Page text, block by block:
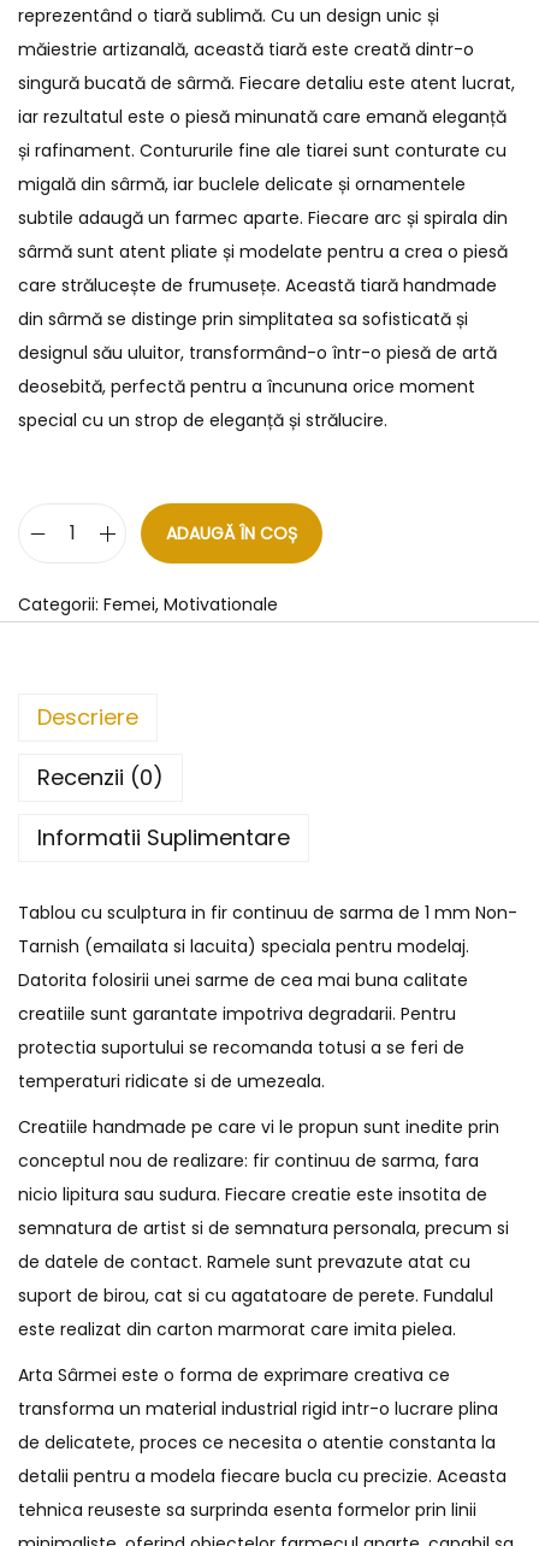
reprezentând o tiară sublimă. Cu un design unic și
măiestrie artizanală, această tiară este creată dintr-o
singură bucată de sârmă. Fiecare detaliu este atent lucrat,
iar rezultatul este o piesă minunată care emană eleganță
și rafinament. Contururile fine ale tiarei sunt conturate cu
migală din sârmă, iar buclele delicate și ornamentele
subtile adaugă un farmec aparte. Fiecare arc și spirala din
sârmă sunt atent pliate și modelate pentru a crea o piesă
care strălucește de frumusețe. Această tiară handmade
din sârmă se distinge prin simplitatea sa sofisticată și
designul său uluitor, transformând-o într-o piesă de artă
deosebită, perfectă pentru a încununa orice moment
special cu un strop de eleganță și strălucire.
ADAUGĂ ÎN COȘ
Categorii: Femei, Motivationale
Descriere
Recenzii (0)
Informatii Suplimentare
Tablou cu sculptura in fir continuu de sarma de 1 mm Non-
Tarnish (emailata si lacuita) speciala pentru modelaj.
Datorita folosirii unei sarme de cea mai buna calitate
creatiile sunt garantate impotriva degradarii. Pentru
protectia suportului se recomanda totusi a se feri de
temperaturi ridicate si de umezeala.
Creatiile handmade pe care vi le propun sunt inedite prin
conceptul nou de realizare: fir continuu de sarma, fara
nicio lipitura sau sudura. Fiecare creatie este insotita de
semnatura de artist si de semnatura personala, precum si
de datele de contact. Ramele sunt prevazute atat cu
suport de birou, cat si cu agatatoare de perete. Fundalul
este realizat din carton marmorat care imita pielea.
Arta Sârmei este o forma de exprimare creativa ce
transforma un material industrial rigid intr-o lucrare plina
de delicatete, proces ce necesita o atentie constanta la
detalii pentru a modela fiecare bucla cu precizie. Aceasta
tehnica reuseste sa surprinda esenta formelor prin linii